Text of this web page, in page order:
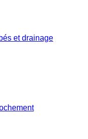
et drainage